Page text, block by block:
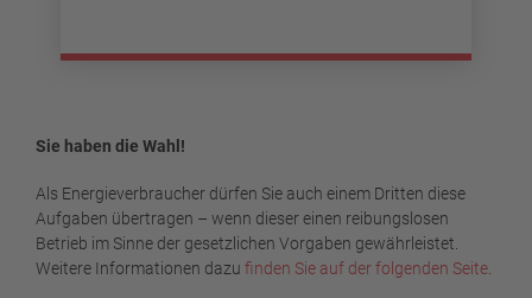
Sie haben die Wahl!
Als Energieverbraucher dürfen Sie auch einem Dritten diese
Aufgaben übertragen – wenn dieser einen reibungslosen
Betrieb im Sinne der gesetzlichen Vorgaben gewährleistet.
Weitere Informationen dazu finden Sie auf der folgenden Seite